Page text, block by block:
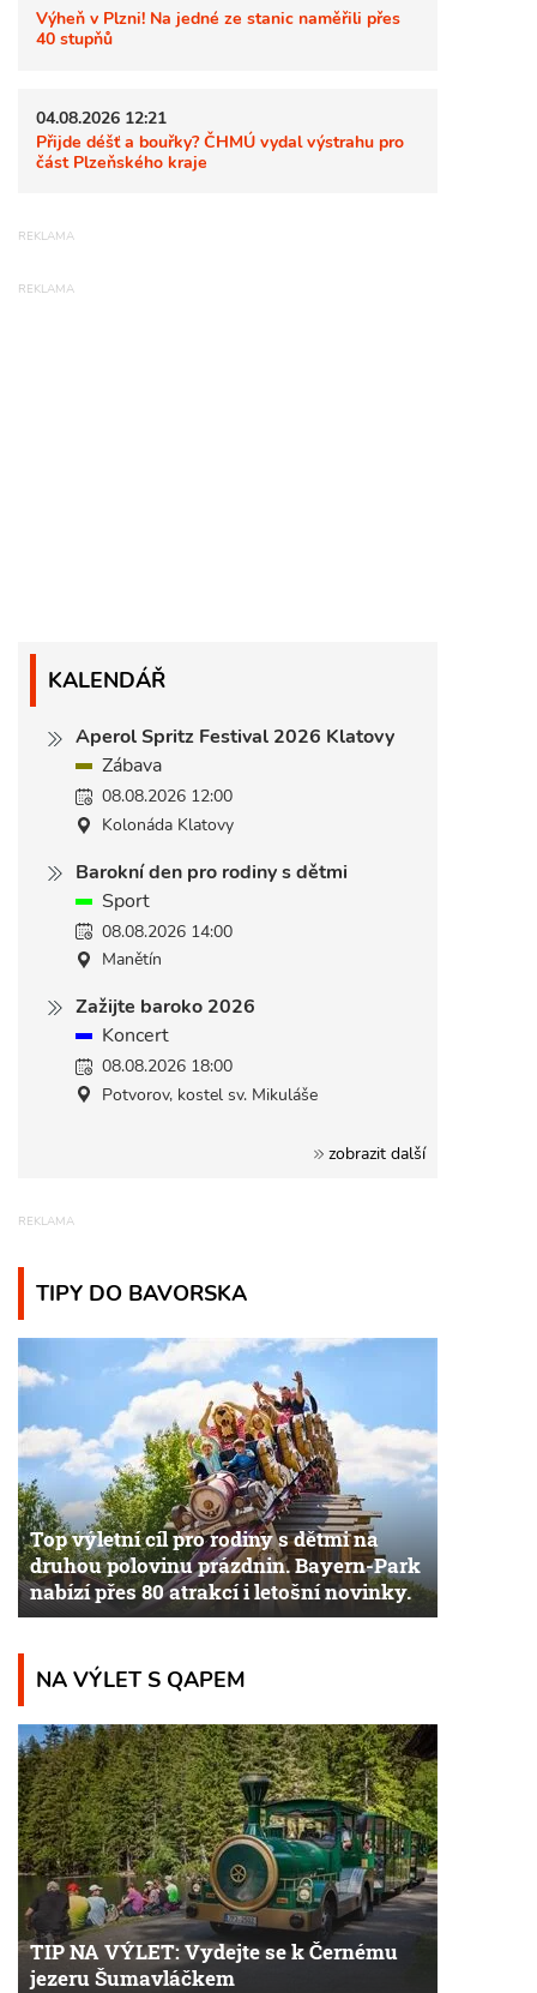
Výheň v Plzni! Na jedné ze stanic naměřili přes
40 stupňů
04.08.2026 12:21
Přijde déšť a bouřky? ČHMÚ vydal výstrahu pro
část Plzeňského kraje
KALENDÁŘ
Aperol Spritz Festival 2026 Klatovy
Zábava
08.08.2026 12:00
Kolonáda Klatovy
Barokní den pro rodiny s dětmi
Sport
08.08.2026 14:00
Manětín
Zažijte baroko 2026
Koncert
08.08.2026 18:00
Potvorov, kostel sv. Mikuláše
zobrazit další
TIPY DO BAVORSKA
Top výletní cíl pro rodiny s dětmi na
druhou polovinu prázdnin. Bayern-Park
nabízí přes 80 atrakcí i letošní novinky.
NA VÝLET S QAPEM
TIP NA VÝLET: Vydejte se k Černému
jezeru Šumavláčkem